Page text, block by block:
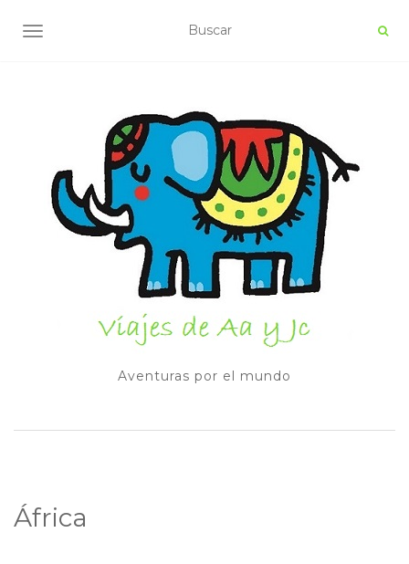
ALTERNAR NAVEGACIÓN
Aventuras por el mundo
África